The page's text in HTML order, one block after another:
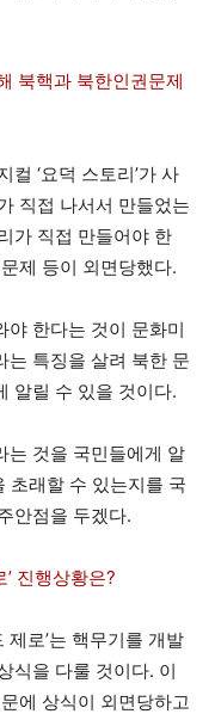
북핵과 북한인권문제
‘요덕 스토리’가 사
직접 나서서 만들었는
가 직접 만들어야 한
제 등이 외면당했다.
야 한다는 것이 문화미
는 특징을 살려 북한 문
알릴 수 있을 것이다.
는 것을 국민들에게 알
초래할 수 있는지를 국
안점을 두겠다.
진행상황은?
제로’는 핵무기를 개발
식을 다룰 것이다. 이
에 상식이 외면당하고